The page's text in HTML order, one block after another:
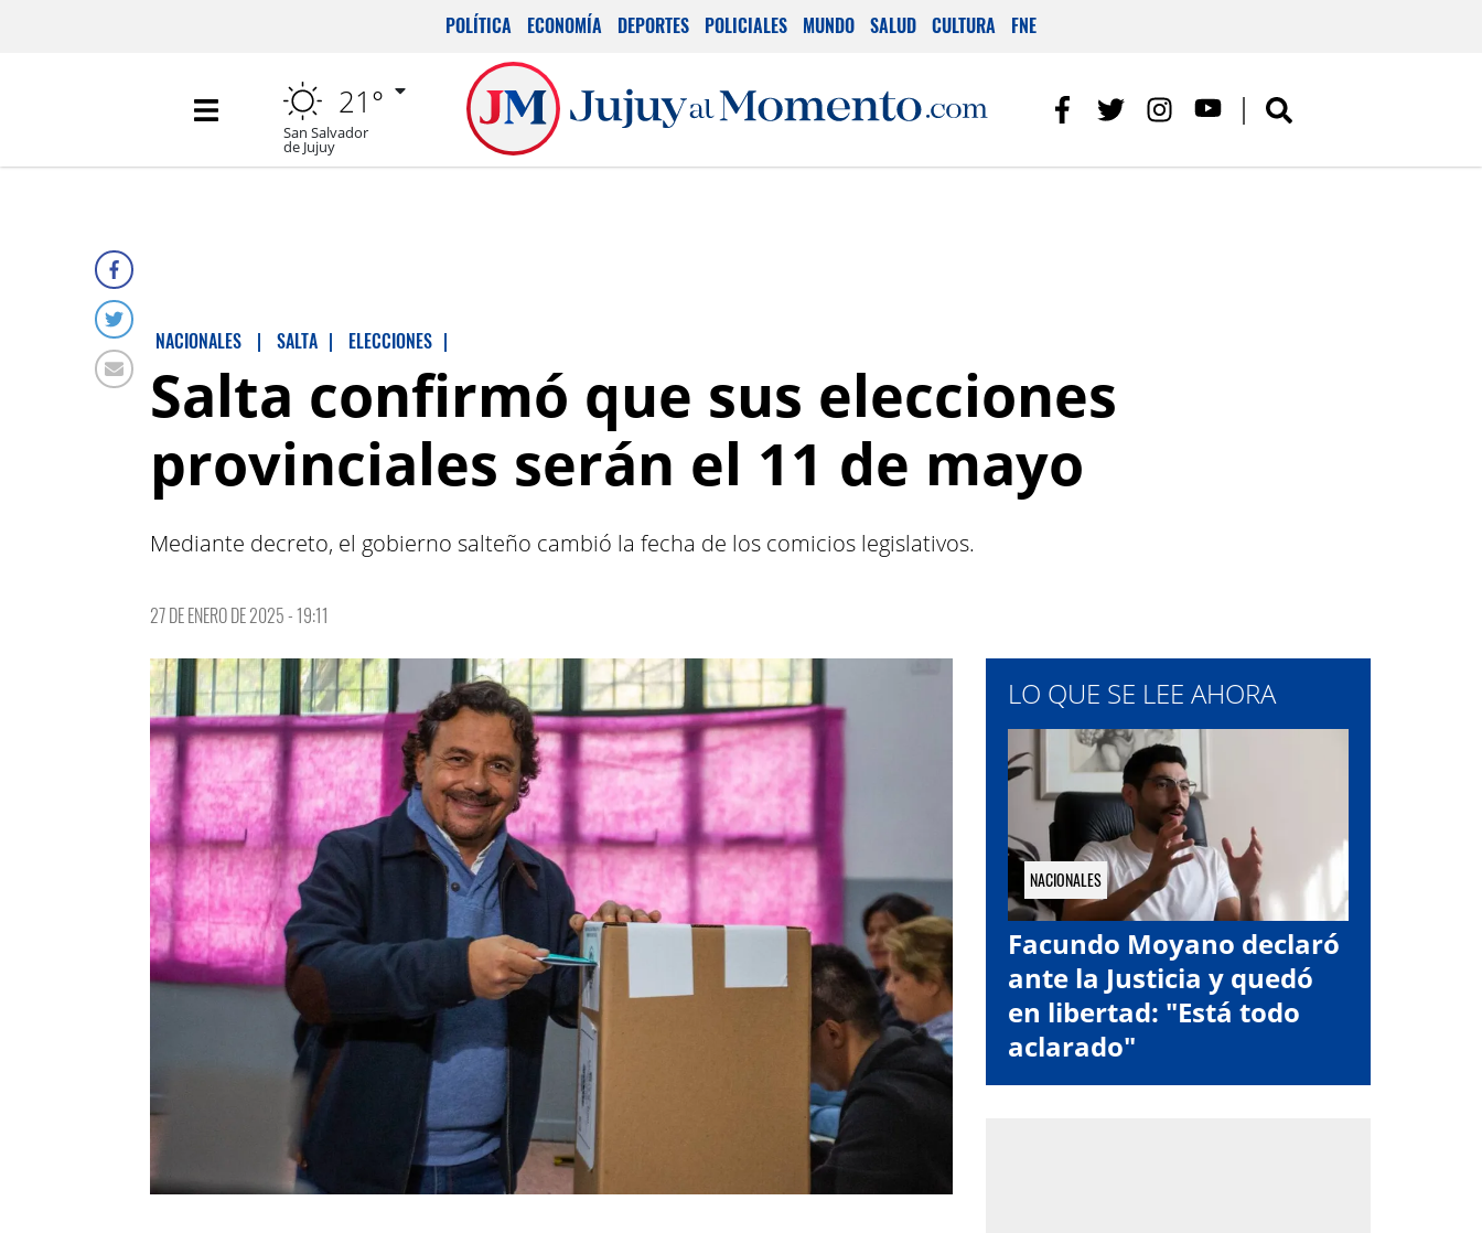
POLÍTICA ECONOMÍA DEPORTES POLICIALES MUNDO SALUD CULTURA FNE
21°
San Salvador
de Jujuy
NACIONALES | SALTA | ELECCIONES |
Salta confirmó que sus elecciones
provinciales serán el 11 de mayo
Mediante decreto, el gobierno salteño cambió la fecha de los comicios legislativos.
27 DE ENERO DE 2025 - 19:11
LO QUE SE LEE AHORA
NACIONALES
Facundo Moyano declaró
ante la Justicia y quedó
en libertad: "Está todo
aclarado"